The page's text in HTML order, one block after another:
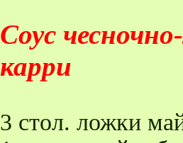
Соус
карри
3 стол. ложки